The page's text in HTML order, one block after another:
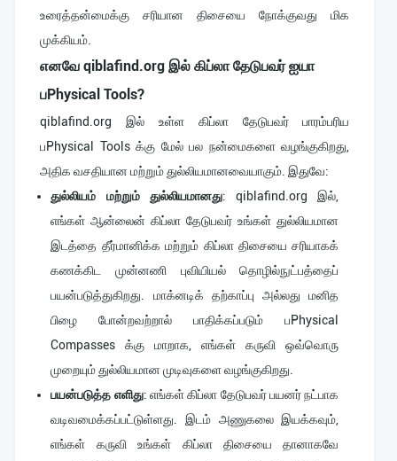
உரைத்தன்மைக்கு சரியான திசையை நோக்குவது மிக
முக்கியம்.
எனவே qiblafind.org இல் கிப்லா தேடுபவர் ஐயா
பPhysical Tools?
qiblafind.org இல் உள்ள கிப்லா தேடுபவர் பாரம்பரிய
பPhysical Tools க்கு மேல் பல நன்மைகளை வழங்குகிறது,
அதிக வசதியான மற்றும் துல்லியமானவையாகும். இதுவே:
துல்லியம் மற்றும் துல்லியமானது: qiblafind.org இல்,
எங்கள் ஆன்லைன் கிப்லா தேடுபவர் உங்கள் துல்லியமான
இடத்தை தீர்மானிக்க மற்றும் கிப்லா திசையை சரியாகக்
கணக்கிட முன்னணி புவியியல் தொழில்நுட்பத்தைப்
பயன்படுத்துகிறது. மாக்னடிக் தற்காப்பு அல்லது மனித
பிழை போன்றவற்றால் பாதிக்கப்படும் பPhysical
Compasses க்கு மாறாக, எங்கள் கருவி ஒவ்வொரு
முறையும் துல்லியமான முடிவுகளை வழங்குகிறது.
பயன்படுத்த எளிது: எங்கள் கிப்லா தேடுபவர் பயனர் நட்பாக
வடிவமைக்கப்பட்டுள்ளது. இடம் அணுகலை இயக்கவும்,
எங்கள் கருவி உங்கள் கிப்லா திசையை தானாகவே